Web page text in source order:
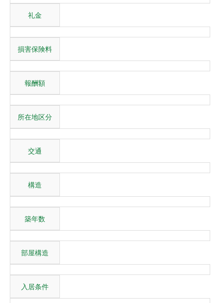
礼金
損害保険料
報酬額
所在地区分
交通
構造
築年数
部屋構造
入居条件